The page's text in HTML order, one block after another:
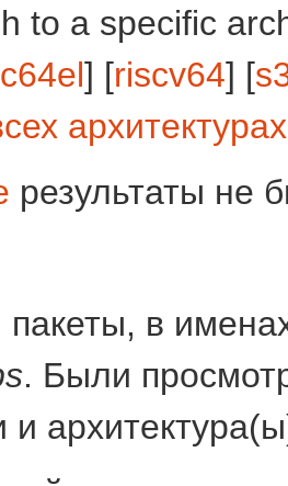
to a specific
] [riscv64] [
архитектурах
результаты не
в
. Были
и